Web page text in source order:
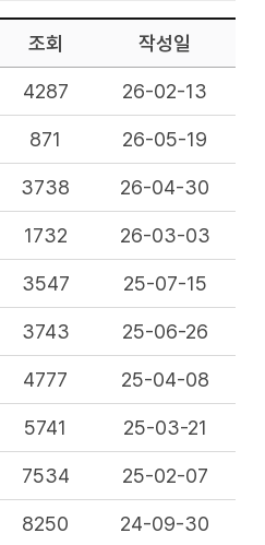
조회 작성일
4287 26-02-13
871 26-05-19
3738 26-04-30
1732 26-03-03
3547 25-07-15
3743 25-06-26
4777 25-04-08
5741 25-03-21
7534 25-02-07
8250 24-09-30